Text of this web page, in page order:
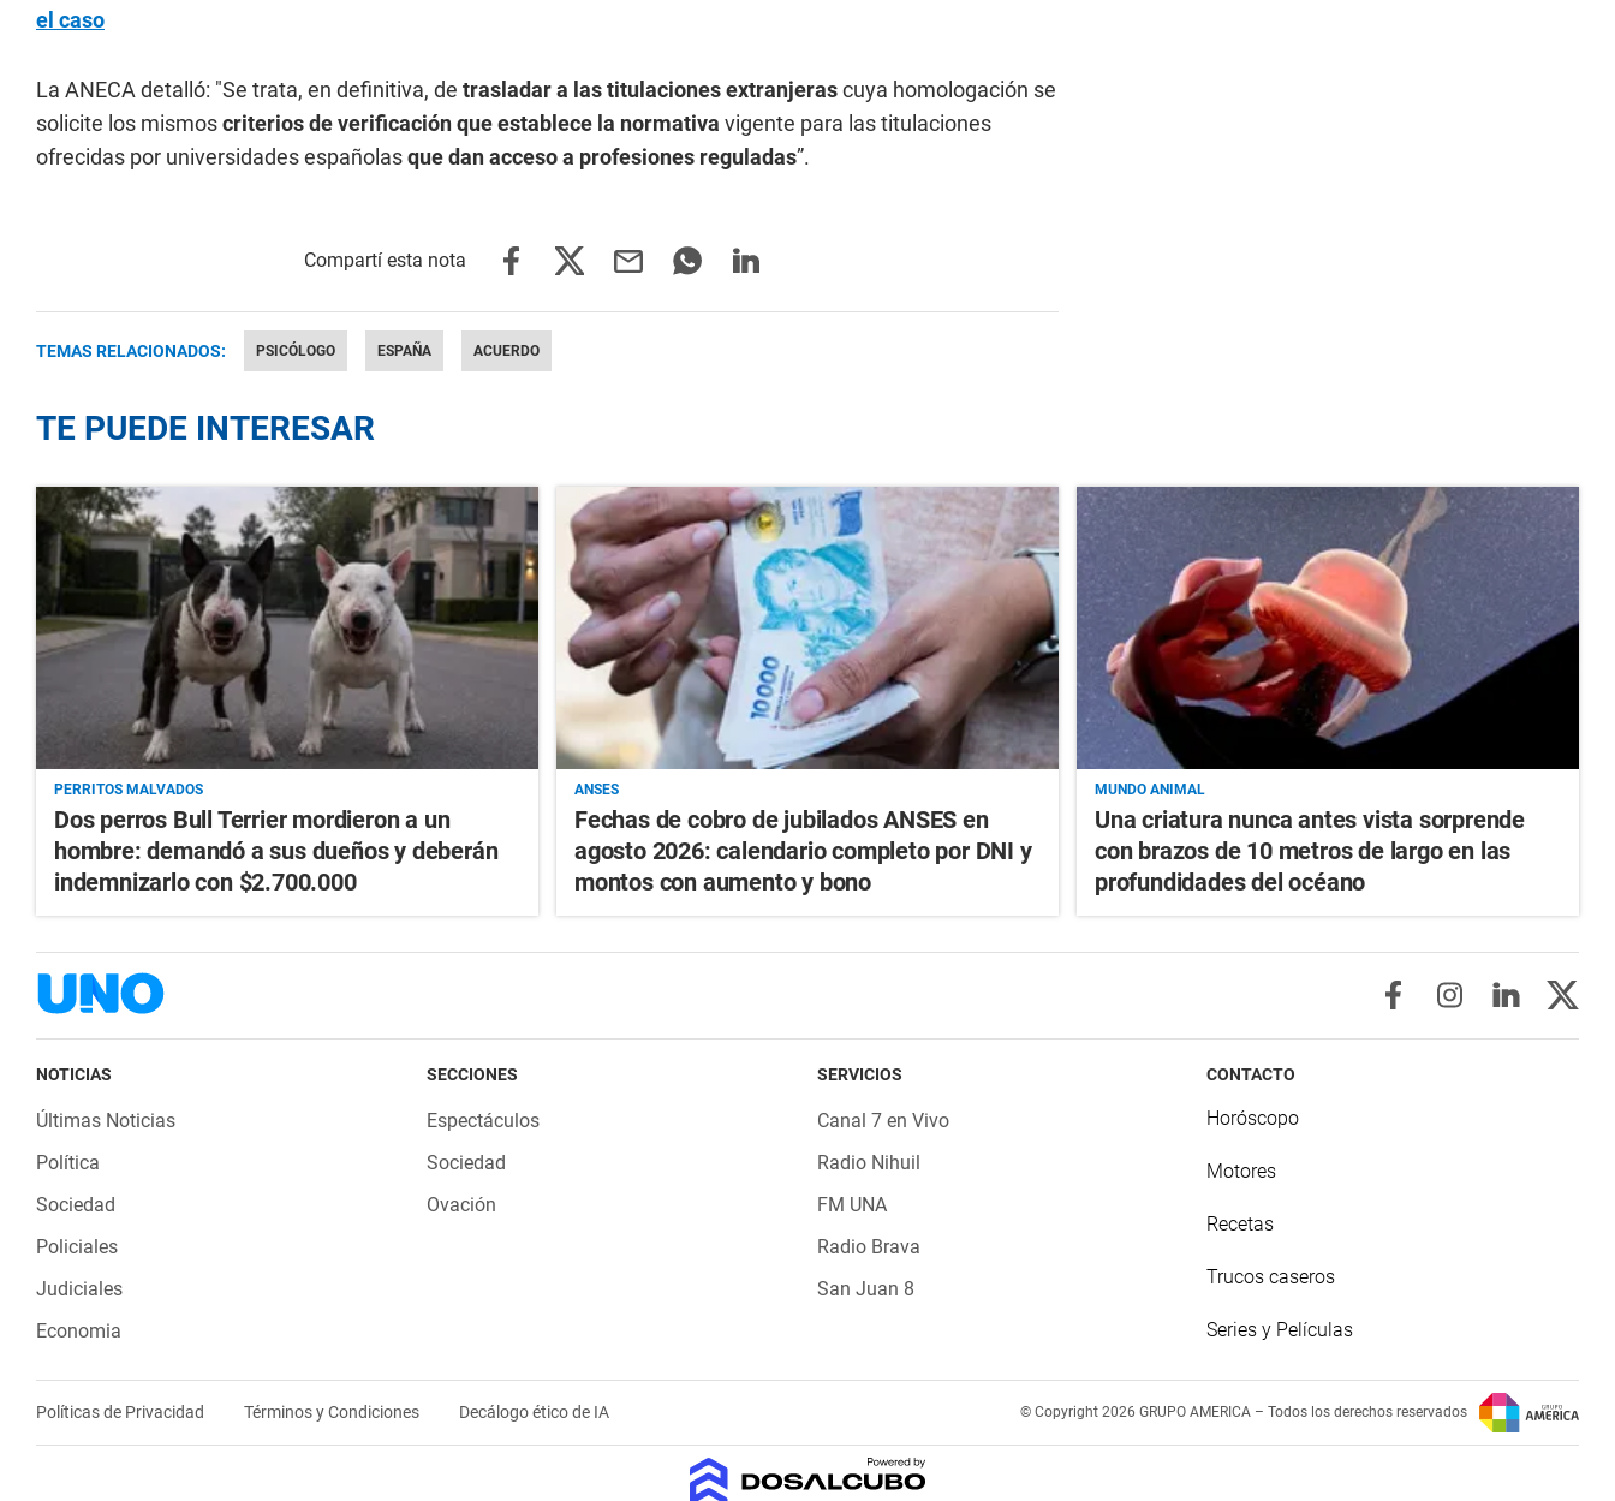
el caso
La ANECA detalló: "Se trata, en definitiva, de trasladar a las titulaciones extranjerascuya homologación se
solicite los mismoscriterios de verificación que establece la normativa vigente para las titulaciones
ofrecidas por universidades españolasque dan acceso a profesiones reguladas”.
TEMAS RELACIONADOS: PSICÓLOGO ESPAÑA ACUERDO
TE PUEDE INTERESAR
PERRITOS MALVADOS
Dos perros Bull Terrier mordieron a un
hombre: demandó a sus dueños y deberán
indemnizarlo con $2.700.000
ANSES
Fechas de cobro de jubilados ANSES en
agosto 2026: calendario completo por DNI y
montos con aumento y bono
MUNDO ANIMAL
Una criatura nunca antes vista sorprende
con brazos de 10 metros de largo en las
profundidades del océano
NOTICIAS
Últimas Noticias
Política
Sociedad
Policiales
Judiciales
Economia
SECCIONES
Espectáculos
Sociedad
Ovación
SERVICIOS
Canal 7 en Vivo
Radio Nihuil
FM UNA
Radio Brava
San Juan 8
CONTACTO
Horóscopo
Motores
Recetas
Trucos caseros
Series y Películas
Políticas de Privacidad Términos y Condiciones Decálogo ético de IA © Copyright 2026 GRUPO AMERICA – Todos los derechos reservados